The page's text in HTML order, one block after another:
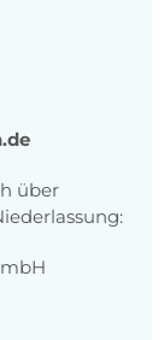
über